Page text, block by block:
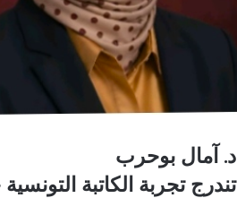
د. آمال بوحرب
تندرج تجربة الكاتبة